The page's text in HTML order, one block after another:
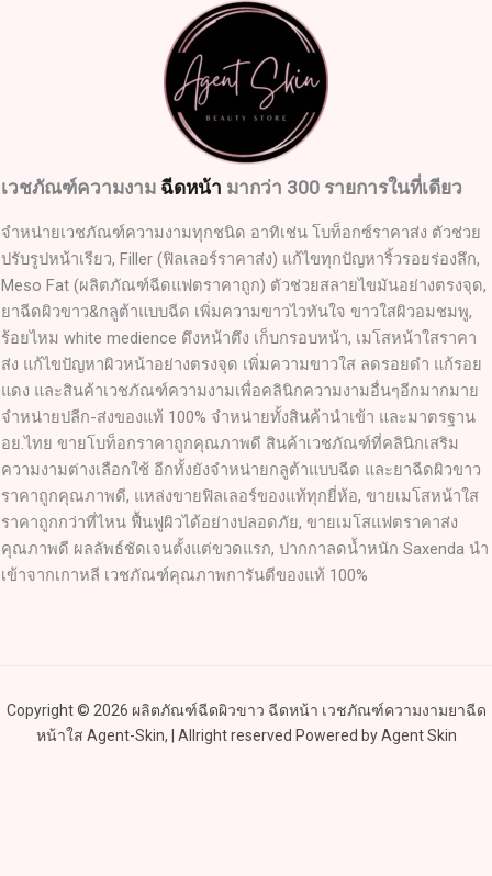
เวชภัณฑ์ความงาม ฉีดหน้า มากว่า 300 รายการในที่เดียว
จำหน่ายเวชภัณฑ์ความงามทุกชนิด อาทิเช่น โบท็อกซ์ราคาส่ง ตัวช่วย
ปรับรูปหน้าเรียว, Filler (ฟิลเลอร์ราคาส่ง) แก้ไขทุกปัญหาริ้วรอยร่องลึก,
Meso Fat (ผลิตภัณฑ์ฉีดแฟตราคาถูก) ตัวช่วยสลายไขมันอย่างตรงจุด,
ยาฉีดผิวขาว&กลูต้าแบบฉีด เพิ่มความขาวไวทันใจ ขาวใสผิวอมชมพู,
ร้อยไหม white medience ดึงหน้าตึง เก็บกรอบหน้า, เมโสหน้าใสราคา
ส่ง แก้ไขปัญหาผิวหน้าอย่างตรงจุด เพิ่มความขาวใส ลดรอยดำ แก้รอย
แดง และสินค้าเวชภัณฑ์ความงามเพื่อคลินิกความงามอื่นๆอีกมากมาย
จำหน่ายปลีก-ส่งของแท้ 100% จำหน่ายทั้งสินค้านำเข้า และมาตรฐาน
อย.ไทย ขายโบท็อกราคาถูกคุณภาพดี สินค้าเวชภัณฑ์ที่คลินิกเสริม
ความงามต่างเลือกใช้ อีกทั้งยังจำหน่ายกลูต้าแบบฉีด และยาฉีดผิวขาว
ราคาถูกคุณภาพดี, แหล่งขายฟิลเลอร์ของแท้ทุกยี่ห้อ, ขายเมโสหน้าใส
ราคาถูกกว่าที่ไหน ฟื้นฟูผิวได้อย่างปลอดภัย, ขายเมโสแฟตราคาส่ง
คุณภาพดี ผลลัพธ์ชัดเจนตั้งแต่ขวดแรก, ปากกาลดน้ำหนัก Saxenda นำ
เข้าจากเกาหลี เวชภัณฑ์คุณภาพการันตีของแท้ 100%
Copyright © 2026 ผลิตภัณฑ์ฉีดผิวขาว ฉีดหน้า เวชภัณฑ์ความงามยาฉีด
หน้าใส Agent-Skin, | Allright reserved Powered by Agent Skin